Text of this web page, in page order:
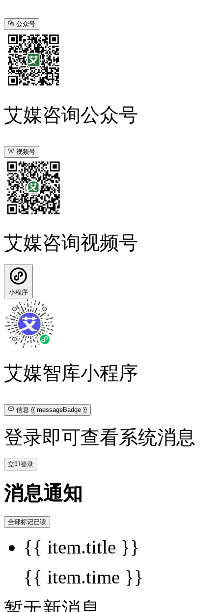
公众号
艾媒咨询公众号
视频号
艾媒咨询视频号
小程序
艾媒智库小程序
信息{{ messageBadge }}
登录即可查看系统消息
立即登录
消息通知
全部标记已读
{{ item.title }}
{{ item.time }}